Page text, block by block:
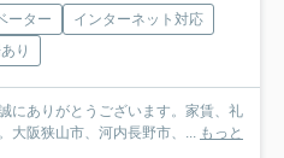
ーター
インターネット対応
り
にありがとうございます。家賃、礼
大阪狭山市、河内長野市、... もっと